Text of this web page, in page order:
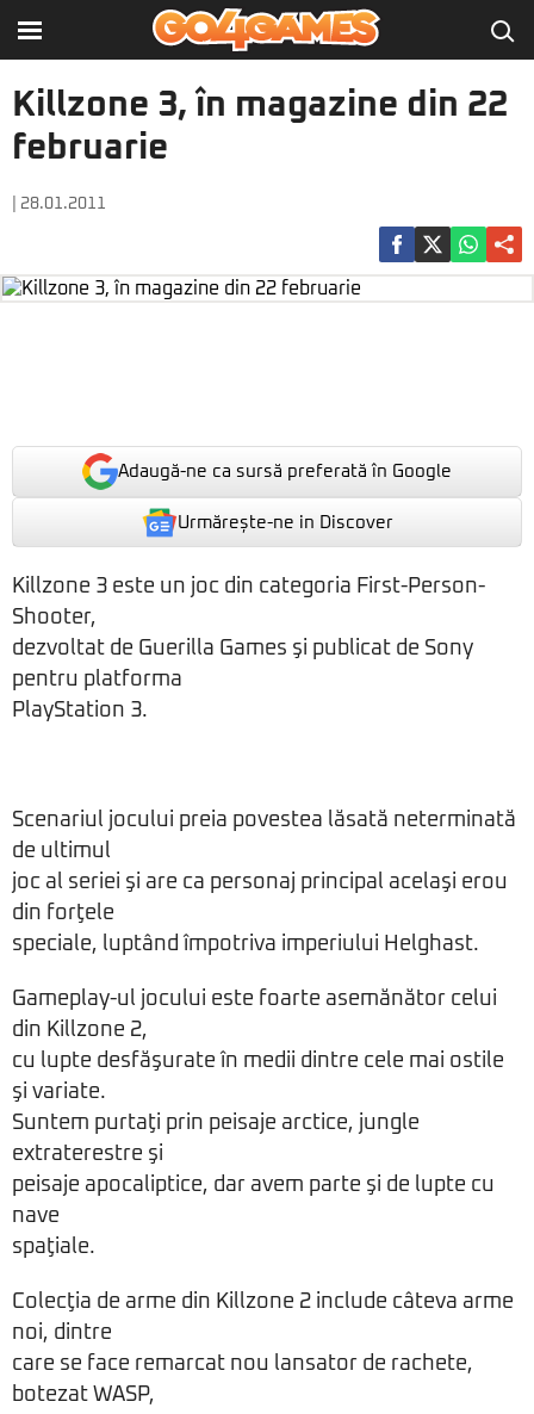
Killzone 3, în magazine din 22
februarie
| 28.01.2011
Adaugă-ne ca sursă preferată în Google
Urmărește-ne in Discover
Killzone 3 este un joc din categoria First-Person-
Shooter,
dezvoltat de Guerilla Games şi publicat de Sony
pentru platforma
PlayStation 3.
Scenariul jocului preia povestea lăsată neterminată
de ultimul
joc al seriei şi are ca personaj principal acelaşi erou
din forţele
speciale, luptând împotriva imperiului Helghast.
Gameplay-ul jocului este foarte asemănător celui
din Killzone 2,
cu lupte desfăşurate în medii dintre cele mai ostile
şi variate.
Suntem purtaţi prin peisaje arctice, jungle
extraterestre şi
peisaje apocaliptice, dar avem parte şi de lupte cu
nave
spaţiale.
Colecţia de arme din Killzone 2 include câteva arme
noi, dintre
care se face remarcat nou lansator de rachete,
botezat WASP,